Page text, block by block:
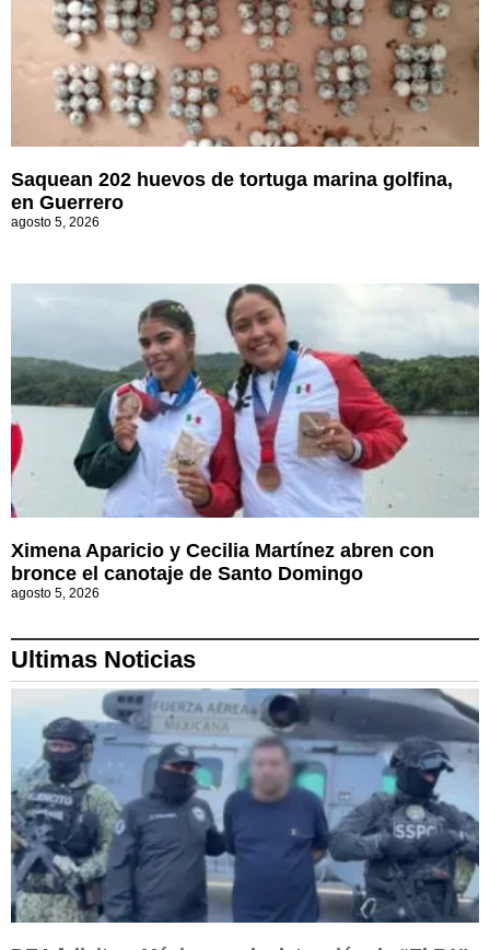
Saquean 202 huevos de tortuga marina golfina,
en Guerrero
agosto 5, 2026
Ximena Aparicio y Cecilia Martínez abren con
bronce el canotaje de Santo Domingo
agosto 5, 2026
Ultimas Noticias